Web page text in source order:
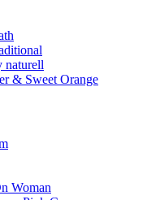
naturell
& Sweet Orange
Woman